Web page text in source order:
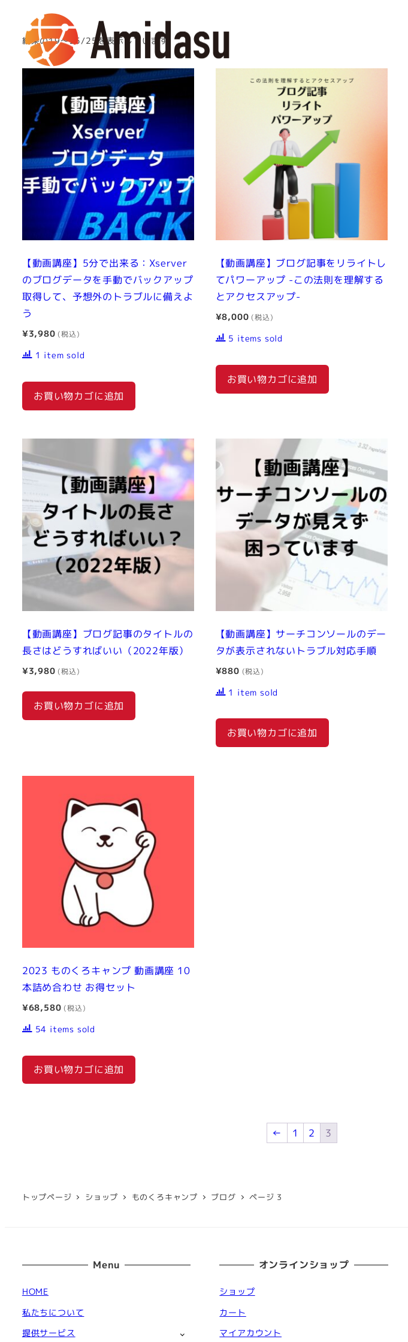
結果の19～25/25を表示しています
【動画講座】5分で出来る：Xserver
のブログデータを手動でバックアップ
取得して、予想外のトラブルに備えよ
う
¥3,980
1 item sold
お買い物カゴに追加
【動画講座】ブログ記事をリライトし
てパワーアップ -この法則を理解する
とアクセスアップ-
¥8,000
5 items sold
お買い物カゴに追加
【動画講座】ブログ記事のタイトルの
長さはどうすればいい（2022年版）
¥3,980
お買い物カゴに追加
【動画講座】サーチコンソールのデー
タが表示されないトラブル対応手順
¥880
1 item sold
お買い物カゴに追加
2023 ものくろキャンプ 動画講座 10
本詰め合わせ お得セット
¥68,580
54 items sold
お買い物カゴに追加
← 1 2 3
トップページ ショップ ものくろキャンプ ブログ ページ 3
Menu
HOME
私たちについて
提供サービス
オンラインショップ
ショップ
カート
マイアカウント